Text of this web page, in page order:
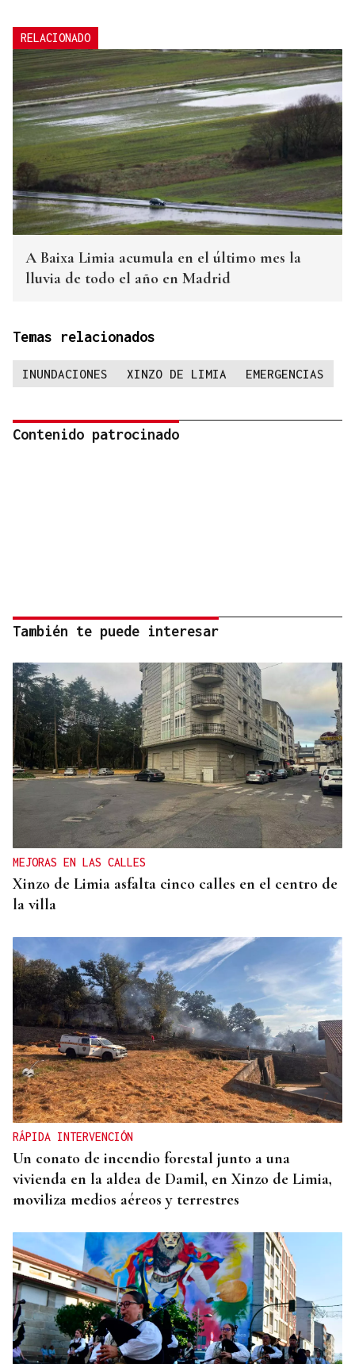
RELACIONADO
A Baixa Limia acumula en el último mes la
lluvia de todo el año en Madrid
Temas relacionados
INUNDACIONES XINZO DE LIMIA EMERGENCIAS
Contenido patrocinado
También te puede interesar
MEJORAS EN LAS CALLES
Xinzo de Limia asfalta cinco calles en el centro de
la villa
RÁPIDA INTERVENCIÓN
Un conato de incendio forestal junto a una
vivienda en la aldea de Damil, en Xinzo de Limia,
moviliza medios aéreos y terrestres